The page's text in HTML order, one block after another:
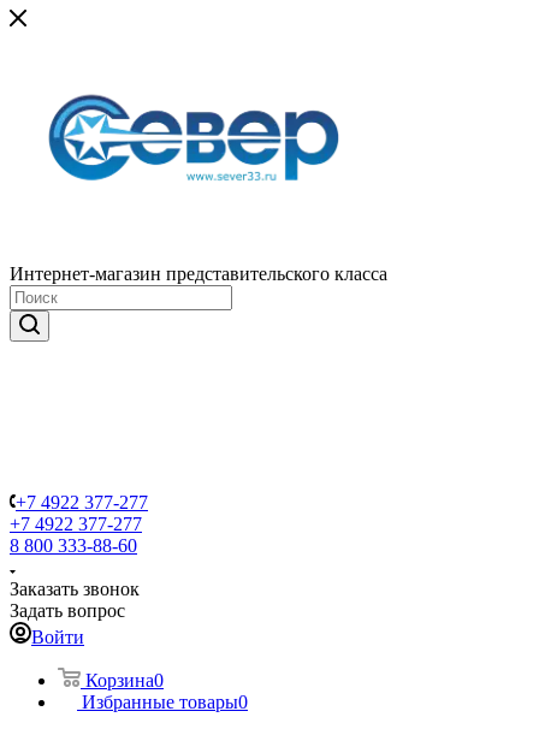
Интернет-магазин представительского класса
+7 4922 377-277
+7 4922 377-277
8 800 333-88-60
Заказать звонок
Задать вопрос
Войти
Корзина0
Избранные товары0